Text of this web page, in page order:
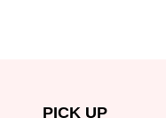
PICK UP